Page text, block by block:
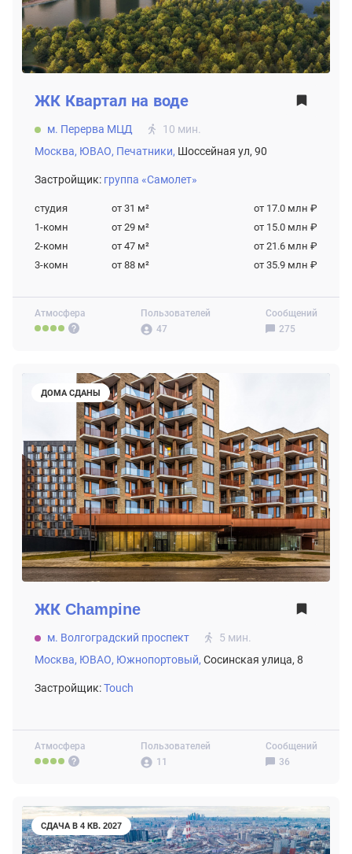
Атмосфера
Пользователей
47
Сообщений
275
ЖК Квартал на воде
м. Перерва МЦД
10 мин.
Москва, ЮВАО, Печатники, Шоссейная ул, 90
Застройщик: группа «Самолет»
студия от 31 м²
от 17.0 млн ₽
1-комн
от 29 м²
от 15.0 млн ₽
2-комн
от 47 м²
от 21.6 млн ₽
3-комн
от 88 м² от 35.9 млн ₽
ДОМА СДАНЫ
Атмосфера
Пользователей
11
Сообщений
36
ЖК Champine
м. Волгоградский проспект
5 мин.
Москва, ЮВАО, Южнопортовый, Сосинская улица, 8
Застройщик:Touch
СДАЧА В 4 КВ. 2027